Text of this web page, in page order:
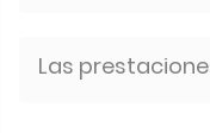
Las